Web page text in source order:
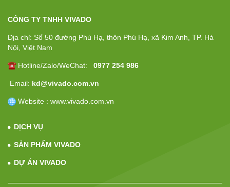
CÔNG TY TNHH VIVADO
Địa chỉ: Số 50 đường Phú Hạ, thôn Phú Hạ, xã Kim Anh, TP. Hà
Nội, Việt Nam
Hotline/Zalo/WeChat: 0977 254 986
Email: kd@vivado.com.vn
Website : www.vivado.com.vn
DỊCH VỤ
SẢN PHẨM VIVADO
DỰ ÁN VIVADO